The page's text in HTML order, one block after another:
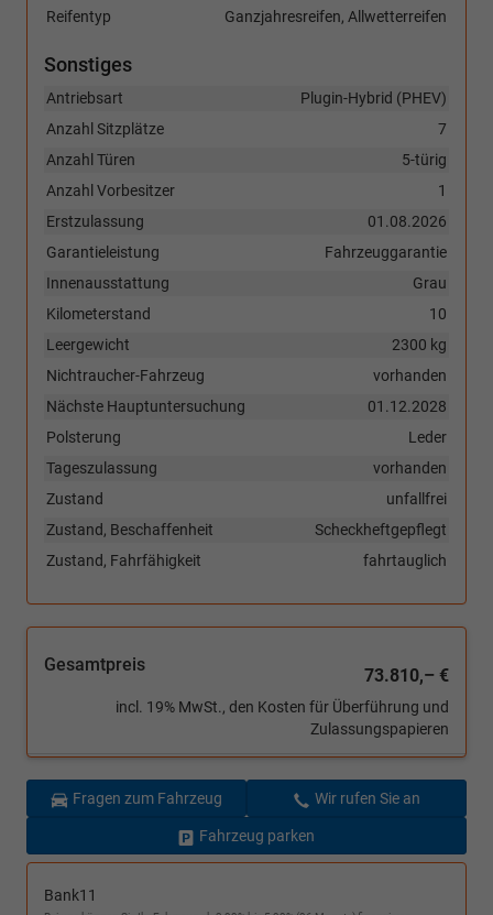
Ganzjahresreifen, Allwetterreifen
Reifentyp
Sonstiges
Plugin-Hybrid (PHEV)
Antriebsart
7
Anzahl Sitzplätze
5-türig
Anzahl Türen
1
Anzahl Vorbesitzer
01.08.2026
Erstzulassung
Fahrzeuggarantie
Garantieleistung
Grau
Innenausstattung
10
Kilometerstand
2300 kg
Leergewicht
vorhanden
Nichtraucher-Fahrzeug
01.12.2028
Nächste Hauptuntersuchung
Leder
Polsterung
vorhanden
Tageszulassung
unfallfrei
Zustand
Scheckheftgepflegt
Zustand, Beschaffenheit
fahrtauglich
Zustand, Fahrfähigkeit
Gesamtpreis
73.810,– €
incl. 19% MwSt., den Kosten für Überführung und
Zulassungspapieren
Fragen zum Fahrzeug Wir rufen Sie an
Fahrzeug parken
Bank11